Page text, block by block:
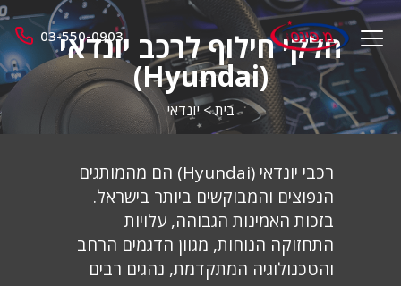
מ.
פינס
03-550-0903 menu
openerחלקי חילוף לרכב יונדאי
(Hyundai)
בית>יונדאי
רכבי יונדאי (Hyundai) הם מהמותגים
הנפוצים והמבוקשים ביותר בישראל.
בזכות האמינות הגבוהה, עלויות
התחזוקה הנוחות, מגוון הדגמים הרחב
והטכנולוגיה המתקדמת, נהגים רבים